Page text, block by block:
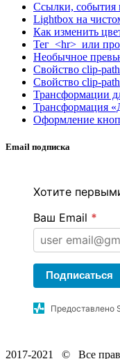
Ссылки, события
Lightbox на
Как изменить
Тег <hr> или
Необычное
Свойство clip-
Свойство clip-path
Трансформации
Трансформация
Оформление
Email подписка
Хотите
Ваш Email *
Подписаться
Предоставлено
2017-2021
© Все